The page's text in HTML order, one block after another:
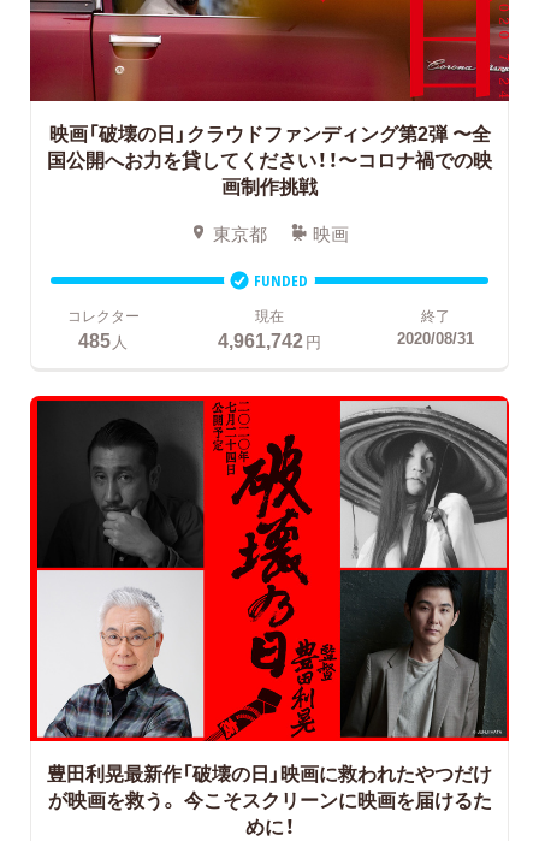
映画「破壊の日」クラウドファンディング第2弾〜全
国公開へお力を貸してください！！〜コロナ禍での映
画制作挑戦
東京都 映画
FUNDED
コレクター
485人
現在
4,961,742円
終了
2020/08/31
豊田利晃最新作「破壊の日」映画に救われたやつだけ
が映画を救う。 今こそスクリーンに映画を届けるた
めに！